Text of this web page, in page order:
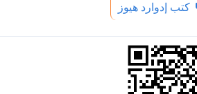
كتب إدوارد هيوز